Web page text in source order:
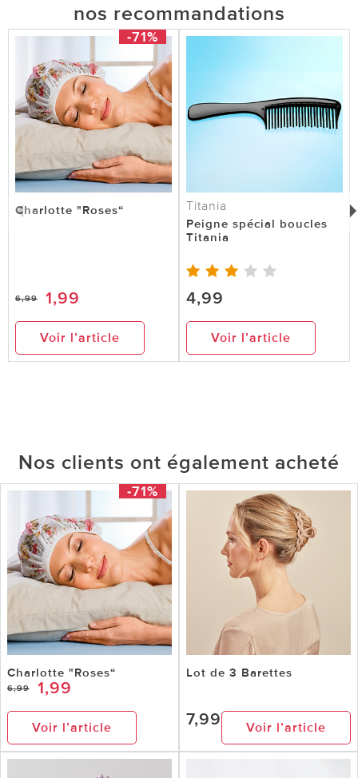
nos recommandations
-71%
Charlotte "Roses“
6,99 1,99
Voir l’article
Titania
Peigne spécial boucles
Titania
4,99
Voir l’article
Nos clients ont également acheté
-71%
Charlotte "Roses“
6,99 1,99
Voir l’article
Lot de 3 Barettes
7,99 Voir l’article